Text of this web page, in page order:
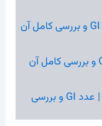
شاخص گلیسمی نان جو دوسر پخته | عدد GI و بررسی